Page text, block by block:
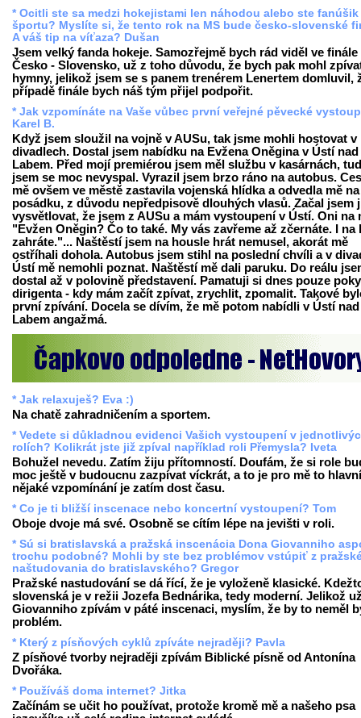
* Ocitli ste sa medzi hokejistami len náhodou alebo ste
športu? Myslíte si, že tento rok na MS bude česko-slovenské
A váš tip na víťaza? Dušan
Jsem velký fanda hokeje. Samozřejmě bych rád viděl ve finále
Česko - Slovensko, už z toho důvodu, že bych pak mohl
hymny, jelikož jsem se s panem trenérem Lenertem domluvil,
případě finále bych náš tým přijel podpořit.
* Jak vzpomínáte na Vaše vůbec první veřejné pěvecké
Karel B.
Když jsem sloužil na vojně v AUSu, tak jsme mohli hostovat v
divadlech. Dostal jsem nabídku na Evžena Oněgina v Ústí nad
Labem. Před mojí premiérou jsem měl službu v kasárnách,
jsem se moc nevyspal. Vyrazil jsem brzo ráno na autobus.
mě ovšem ve městě zastavila vojenská hlídka a odvedla mě na
posádku, z důvodu nepředpisově dlouhých vlasů. Začal jsem
vysvětlovat, že jsem z AUSu a mám vystoupení v Ústí. Oni na
"Evžen Oněgin? Čo to také. My vás zavřeme až zčernáte. I na
zahráte."... Naštěstí jsem na housle hrát nemusel, akorát mě
ostříhali dohola. Autobus jsem stihl na poslední chvíli a v
Ústí mě nemohli poznat. Naštěstí mě dali paruku. Do reálu
dostal až v polovině představení. Pamatuji si dnes pouze
dirigenta - kdy mám začít zpívat, zrychlit, zpomalit. Takové
první zpívání. Docela se dívím, že mě potom nabídli v Ústí nad
Labem angažmá.
* Jak relaxuješ? Eva :)
Na chatě zahradničením a sportem.
* Vedete si důkladnou evidenci Vašich vystoupení v
rolích? Kolikrát jste již zpíval například roli Přemysla? Iveta
Bohužel nevedu. Zatím žiju přítomností. Doufám, že si role
moc ještě v budoucnu zazpívat víckrát, a to je pro mě to
nějaké vzpomínání je zatím dost času.
* Co je ti bližší inscenace nebo koncertní vystoupení? Tom
Oboje dvoje má své. Osobně se cítím lépe na jevišti v roli.
* Sú si bratislavská a pražská inscenácia Dona Giovanniho
trochu podobné? Mohli by ste bez problémov vstúpiť z
naštudovania do bratislavského? Gregor
Pražské nastudování se dá řící, že je vyloženě klasické.
slovenská je v režii Jozefa Bednárika, tedy moderní. Jelikož
Giovanniho zpívám v páté inscenaci, myslím, že by to neměl
problém.
* Který z písňových cyklů zpíváte nejraději? Pavla
Z písňové tvorby nejraději zpívám Biblické písně od Antonína
Dvořáka.
* Používáš doma internet? Jitka
Začínám se učit ho používat, protože kromě mě a našeho psa